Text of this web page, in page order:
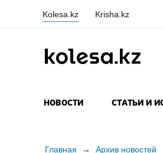
Kolesa.kz Krisha.kz
НОВОСТИ СТАТЬИ И
Главная → Архив новостей